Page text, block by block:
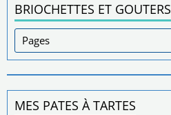
BRIOCHETTES ET GOUTERS
MES PATES À TARTES